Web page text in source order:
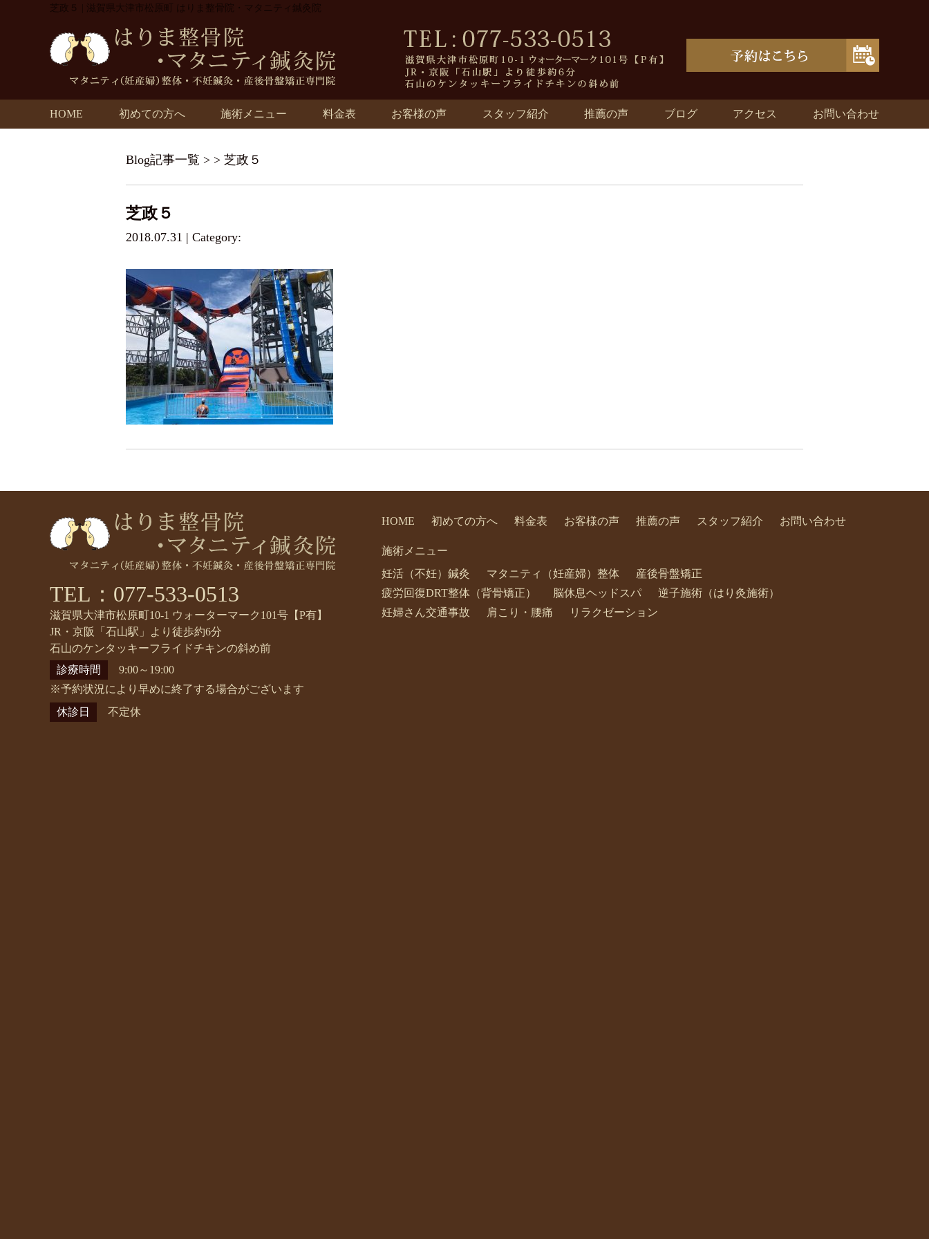
芝政５ | 滋賀県大津市松原町 はりま整骨院・マタニティ鍼灸院
HOME 初めての方へ 施術メニュー 料金表 お客様の声 スタッフ紹介 推薦の声 ブログ アクセス お問い合わせ
Blog記事一覧 > > 芝政５
芝政５
2018.07.31 | Category:
TEL：077-533-0513
滋賀県大津市松原町10-1 ウォーターマーク101号【P有】
JR・京阪「石山駅」より徒歩約6分
石山のケンタッキーフライドチキンの斜め前
診療時間
9:00～19:00
※予約状況により早めに終了する場合がございます
休診日
不定休
HOME 初めての方へ 料金表 お客様の声 推薦の声 スタッフ紹介 お問い合わせ
施術メニュー
妊活（不妊）鍼灸
マタニティ（妊産婦）整体
産後骨盤矯正
疲労回復DRT整体（背骨矯正）
脳休息ヘッドスパ
逆子施術（はり灸施術）
妊婦さん交通事故
肩こり・腰痛 リラクゼーション